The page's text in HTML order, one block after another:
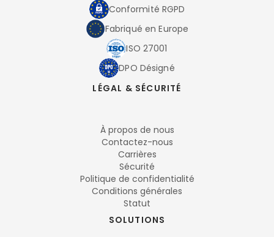
Conformité RGPD
Fabriqué en Europe
ISO 27001
DPO Désigné
LÉGAL & SÉCURITÉ
À propos de nous
Contactez-nous
Carrières
Sécurité
Politique de confidentialité
Conditions générales
Statut
SOLUTIONS